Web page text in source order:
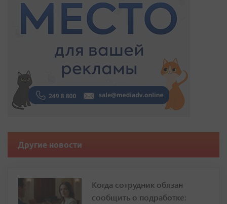
Другие новости
Когда сотрудник обязан
сообщить о подработке: